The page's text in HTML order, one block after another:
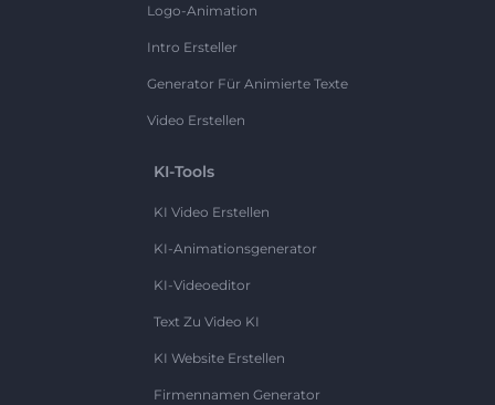
Logo-Animation
Intro Ersteller
Generator Für Animierte Texte
Video Erstellen
KI-Tools
KI Video Erstellen
KI-Animationsgenerator
KI-Videoeditor
Text Zu Video KI
KI Website Erstellen
Firmennamen Generator